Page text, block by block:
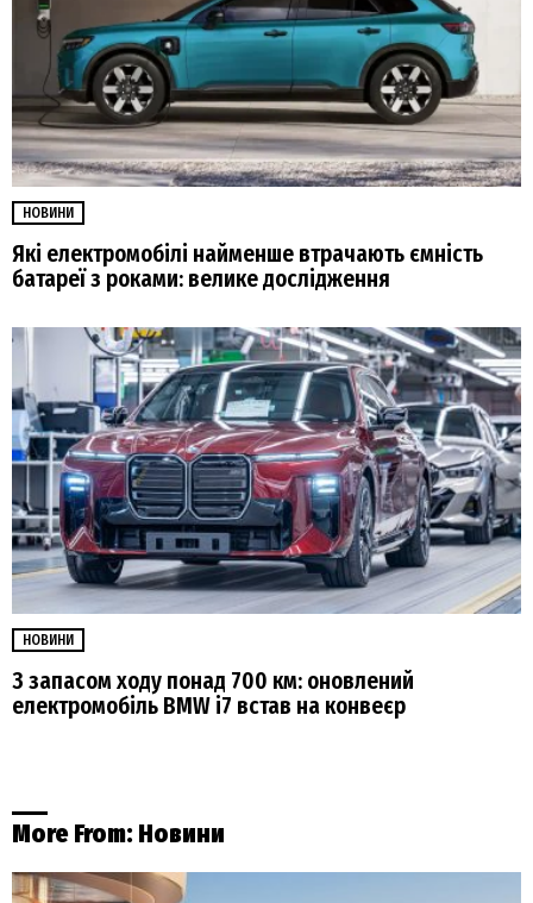
НОВИНИ
Які електромобілі найменше втрачають ємність
батареї з роками: велике дослідження
НОВИНИ
З запасом ходу понад 700 км: оновлений
електромобіль BMW i7 встав на конвеєр
More From: Новини